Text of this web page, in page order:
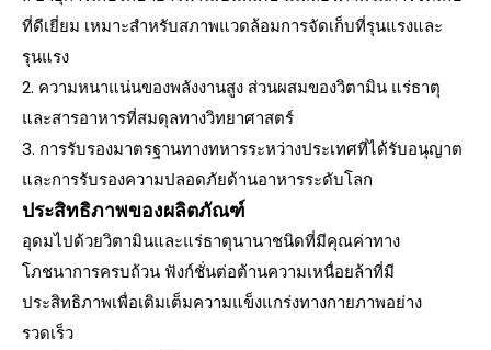
ที่ดีเยี่ยม เหมาะสำหรับสภาพแวดล้อมการจัดเก็บที่รุนแรงและ
รุนแรง
2. ความหนาแน่นของพลังงานสูง ส่วนผสมของวิตามิน แร่ธาตุ
และสารอาหารที่สมดุลทางวิทยาศาสตร์
3. การรับรองมาตรฐานทางทหารระหว่างประเทศที่ได้รับอนุญาต
และการรับรองความปลอดภัยด้านอาหารระดับโลก
ประสิทธิภาพของผลิตภัณฑ์
อุดมไปด้วยวิตามินและแร่ธาตุนานาชนิดที่มีคุณค่าทาง
โภชนาการครบถ้วน ฟังก์ชั่นต่อต้านความเหนื่อยล้าที่มี
ประสิทธิภาพเพื่อเติมเต็มความแข็งแกร่งทางกายภาพอย่าง
รวดเร็ว